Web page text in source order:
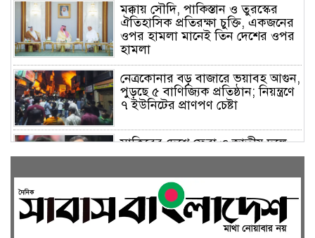
মক্কায় সৌদি, পাকিস্তান ও তুরস্কের
ঐতিহাসিক প্রতিরক্ষা চুক্তি, একজনের
ওপর হামলা মানেই তিন দেশের ওপর
হামলা
নেত্রকোনার বড় বাজারে ভয়াবহ আগুন,
পুড়ছে ৫ বাণিজ্যিক প্রতিষ্ঠান; নিয়ন্ত্রণে
৭ ইউনিটের প্রাণপণ চেষ্টা
সাকিবের দেশে ফেরা ও জাতীয় দলে
ফেরার সম্ভাবনা নেই, ইঙ্গিত ক্রীড়া
ফেসবুকে যুক্ত হলো বিকাশ, সহজ
হলো ডিজিটাল পেমেন্ট